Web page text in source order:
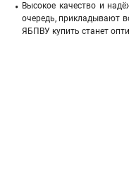
Высокое качество и
очередь, прикладывают
ЯБПВУ купить станет